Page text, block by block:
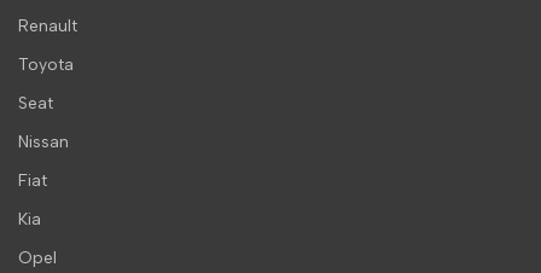
Renault
Toyota
Seat
Nissan
Fiat
Kia
Opel